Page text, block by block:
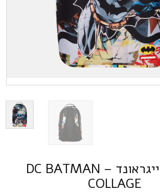
תיק ספרייגראונד – DC BATMAN
COLLAGE